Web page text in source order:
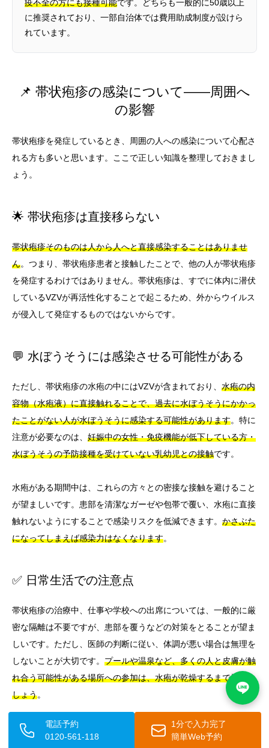
疫不全の方にも接種可能です。どちらも一般的に50歳以上
に推奨されており、一部自治体では費用助成制度が設けら
れています。
📌 帯状疱疹の感染について——周囲へ
の影響
帯状疱疹を発症しているとき、周囲の人への感染について心配さ
れる方も多いと思います。ここで正しい知識を整理しておきまし
ょう。
🌟 帯状疱疹は直接移らない
帯状疱疹そのものは人から人へと直接感染することはありませ
ん。つまり、帯状疱疹患者と接触したことで、他の人が帯状疱疹
を発症するわけではありません。帯状疱疹は、すでに体内に潜伏
しているVZVが再活性化することで起こるため、外からウイルス
が侵入して発症するものではないからです。
💬 水ぼうそうには感染させる可能性がある
ただし、帯状疱疹の水疱の中にはVZVが含まれており、 水疱の内
容物（水疱液）に直接触れることで、過去に水ぼうそうにかかっ
たことがない人が水ぼうそうに感染する可能性があります。特に
注意が必要なのは、 妊娠中の女性・免疫機能が低下している方・
水ぼうそうの予防接種を受けていない乳幼児との接触です。
水疱がある期間中は、これらの方々との密接な接触を避けること
が望ましいです。患部を清潔なガーゼや包帯で覆い、水疱に直接
触れないようにすることで感染リスクを低減できます。 かさぶた
になってしまえば感染力はなくなります。
✅ 日常生活での注意点
帯状疱疹の治療中、仕事や学校への出席については、一般的に厳
密な隔離は不要ですが、患部を覆うなどの対策をとることが望ま
しいです。ただし、医師の判断に従い、体調が悪い場合は無理を
しないことが大切です。 プールや温泉など、多くの人と皮膚が触
れ合う可能性がある場所への参加は、水疱が乾燥するまで控えま
しょう。
✨ 帯状疱疹の再発と予防接種
電話予約
0120-561-118
1分で入力完了
簡単Web予約